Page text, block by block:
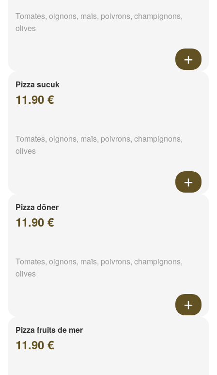
Tomates, oignons, maïs, poivrons, champignons,
olives
Pizza sucuk
11.90 €
Tomates, oignons, maïs, poivrons, champignons,
olives
Pizza döner
11.90 €
Tomates, oignons, maïs, poivrons, champignons,
olives
Pizza fruits de mer
11.90 €